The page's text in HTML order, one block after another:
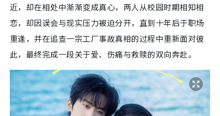
近，却在相处中渐渐变成真心，两人从校园时期相知相
恋，却因误会与现实压力被迫分开，直到十年后于职场
重逢，并在追查一宗工厂事故真相的过程中重新面对彼
此，最终完成一段关于爱、伤痛与救赎的双向奔赴。